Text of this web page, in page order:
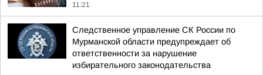
11:21
Следственное управление СК России по
Мурманской области предупреждает об
ответственности за нарушение
избирательного законодательства